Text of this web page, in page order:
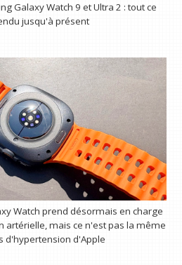
Galaxy Watch 9 et Ultra 2 : tout ce
jusqu'à présent
Watch prend désormais en charge
artérielle, mais ce n'est pas la même
d'hypertension d'Apple